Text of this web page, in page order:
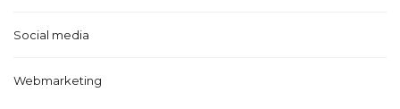
Social media
Webmarketing